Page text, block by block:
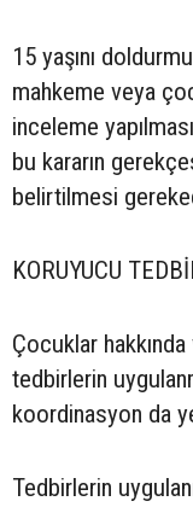
15 yaşını
mahkeme veya
inceleme
bu kararın
belirtilmesi
KORUYUCU
Çocuklar
tedbirlerin
koordinasyon da
Tedbirlerin